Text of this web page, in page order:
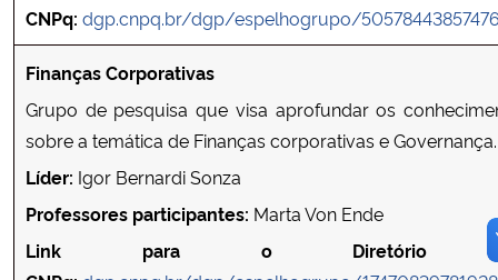
CNPq: dgp.cnpq.br/dgp/espelhogrupo/
Finanças Corporativas
Grupo de pesquisa que visa aprofundar os
sobre a temática de Finanças corporativas e Governança.
Líder: Igor Bernardi Sonza
Professores participantes: Marta Von Ende
Link para o Diretório